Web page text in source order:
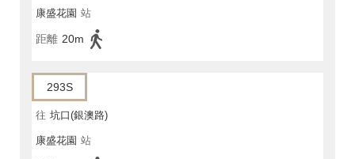
康盛花園 站
距離 20m
293S
往 坑口(銀澳路)
康盛花園 站